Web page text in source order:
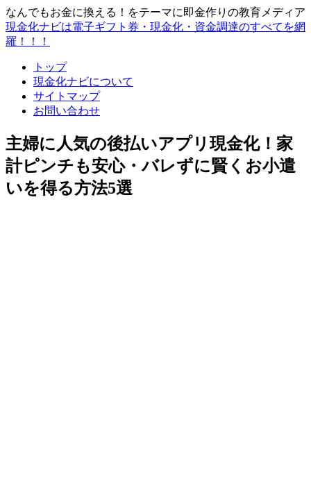
なんでもお金に換える！をテーマに即金作りの教育メディア
現金化ナビは電子ギフト券・現金化・資金調達のすべてを網
羅！！！
トップ
現金化ナビについて
サイトマップ
お問い合わせ
主婦に人気の後払いアプリ現金化！家
計ピンチも安心・バレずに賢くお小遣
いを得る方法5選